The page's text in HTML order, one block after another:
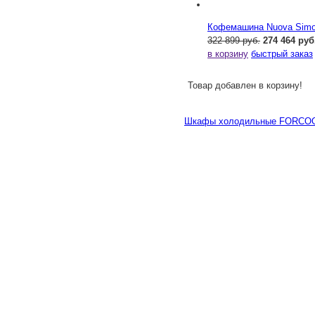
Кофемашина Nuova
322 899 руб. 274 464
в корзину быстрый заказ
Товар добавлен в корзину!
Шкафы холодильные